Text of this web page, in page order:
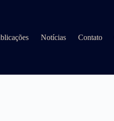
Notícias Contato